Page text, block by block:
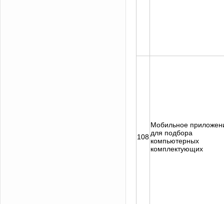
108
Мобильное
для подбора
компьютерных
комплектующих